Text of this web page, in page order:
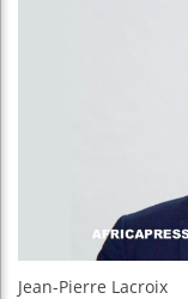
Jean-Pierre Lacroix